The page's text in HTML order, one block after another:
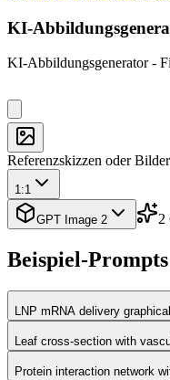
KI-
KI-Abbildungsgenerator -
Referenzskizzen oder
1:1
GPT Image 2 2
Beispiel-Prompts
LNP mRNA delivery
Leaf cross-section with
Protein interaction network